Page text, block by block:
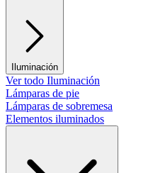
Iluminación
Ver todo Iluminación
Lámparas de pie
Lámparas de sobremesa
Elementos iluminados